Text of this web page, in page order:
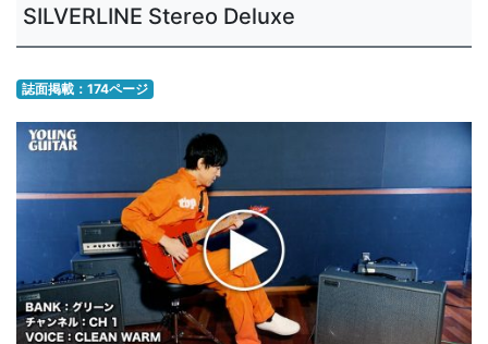
SILVERLINE Stereo Deluxe
誌面掲載：174ページ